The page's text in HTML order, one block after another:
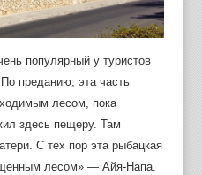
популярный у туристов
преданию, эта часть
лесом, пока
здесь пещеру. Там
С тех пор эта рыбацкая
лесом» — Айя-Напа.